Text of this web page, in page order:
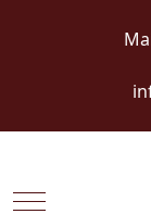
Mobile Menu